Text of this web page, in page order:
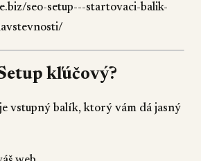
seo-setup---startovaci-balik-
kľúčový?
vstupný balík, ktorý vám dá jasný